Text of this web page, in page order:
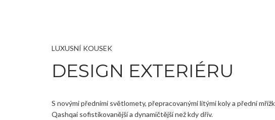
LUXUSNÍ KOUSEK
DESIGN EXTERIÉRU
S novými předními světlomety, přepracovanými litými koly a přední
Qashqai sofistikovanější a dynamičtější než kdy dřív.